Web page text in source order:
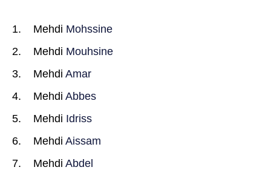
Mehdi Mohssine
Mehdi Mouhsine
Mehdi Amar
Mehdi Abbes
Mehdi Idriss
Mehdi Aissam
Mehdi Abdel